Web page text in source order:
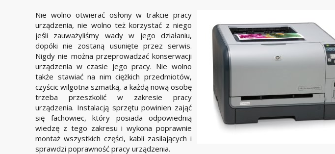
Nie wolno otwierać osłony w trakcie pracy
urządzenia, nie wolno też korzystać z niego
jeśli zauważyliśmy wady w jego działaniu,
dopóki nie zostaną usunięte przez serwis.
Nigdy nie można przeprowadzać konserwacji
urządzenia w czasie jego pracy. Nie wolno
także stawiać na nim ciężkich przedmiotów,
czyścic wilgotna szmatką, a każdą nową osobę
trzeba przeszkolić w zakresie pracy
urządzenia. Instalacją sprzętu powinien zająć
się fachowiec, który posiada odpowiednią
wiedzę z tego zakresu i wykona poprawnie
montaż wszystkich części, kabli zasilających i
sprawdzi poprawność pracy urządzenia.